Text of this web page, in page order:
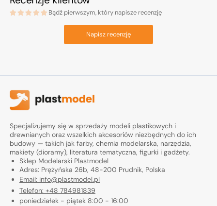
Bądź pierwszym, który napisze recenzję
Napisz recenzję
Specjalizujemy się w sprzedaży modeli plastikowych i
drewnianych oraz wszelkich akcesoriów niezbędnych do ich
budowy — takich jak farby, chemia modelarska, narzędzia,
makiety (dioramy), literatura tematyczna, figurki i gadżety.
Sklep Modelarski Plastmodel
Adres: Prężyńska 26b, 48-200 Prudnik, Polska
Email: info@plastmodel.pl
Telefon: +48 784981839
poniedziałek - piątek 8:00 - 16:00